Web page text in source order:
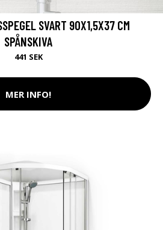
SVART 90X1,5X37 CM
SPÅNSKIVA
441 SEK
MER INFO!